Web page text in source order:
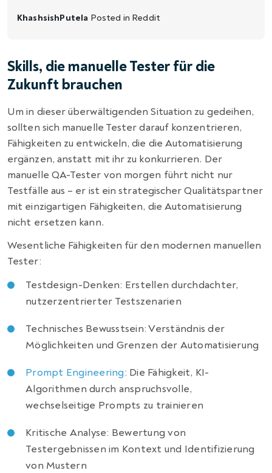
KhashsishPutela Posted in Reddit
Skills, die manuelle Tester für die
Zukunft brauchen
Um in dieser überwältigenden Situation zu gedeihen,
sollten sich manuelle Tester darauf konzentrieren,
Fähigkeiten zu entwickeln, die die Automatisierung
ergänzen, anstatt mit ihr zu konkurrieren. Der
manuelle QA-Tester von morgen führt nicht nur
Testfälle aus – er ist ein strategischer Qualitätspartner
mit einzigartigen Fähigkeiten, die Automatisierung
nicht ersetzen kann.
Wesentliche Fähigkeiten für den modernen manuellen
Tester:
Testdesign-Denken: Erstellen durchdachter,
nutzerzentrierter Testszenarien
Technisches Bewusstsein: Verständnis der
Möglichkeiten und Grenzen der Automatisierung
Prompt Engineering: Die Fähigkeit, KI-
Algorithmen durch anspruchsvolle,
wechselseitige Prompts zu trainieren
Kritische Analyse: Bewertung von
Testergebnissen im Kontext und Identifizierung
von Mustern